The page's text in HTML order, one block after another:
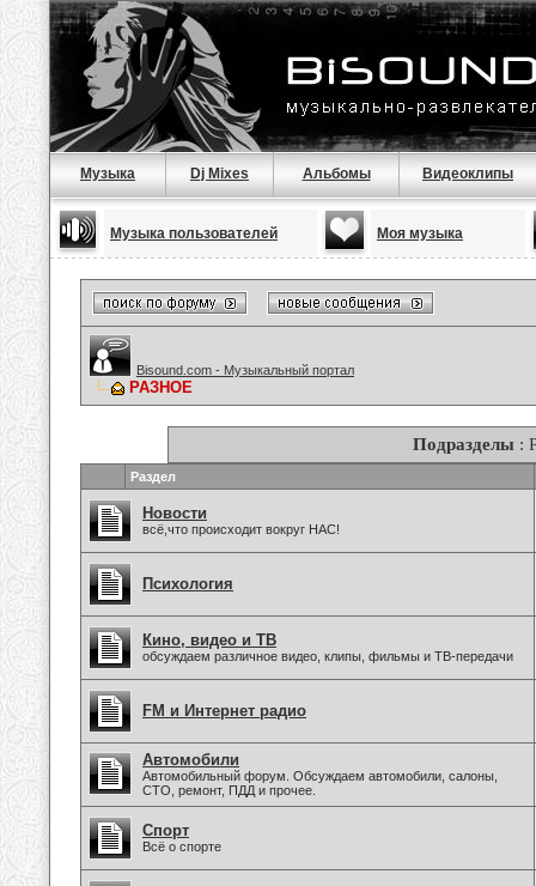
Музыка Dj Mixes Альбомы Видеоклипы
Музыка пользователей Моя музыка
Bisound.com - Музыкальный портал
РАЗНОЕ
Подразделы :
Раздел
Новости
всё,что происходит вокруг НАС!
Психология
Кино, видео и ТВ
обсуждаем различное видео, клипы, фильмы и ТВ-передачи
FM и Интернет радио
Автомобили
Автомобильный форум. Обсуждаем автомобили, салоны,
СТО, ремонт, ПДД и прочее.
Спорт
Всё о спорте